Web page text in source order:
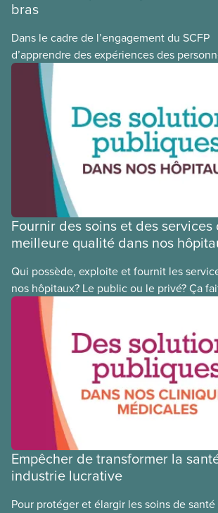
bras
Dans le cadre de l’engagement du SCFP
d’apprendre des expériences des
autochtones, noires et racisées, et de
leurs réussites, nous vous présentons
du Comité national pour la justice raciale
Conseil national des Autochtones.
mois-ci présente Cora Mojica, membre du
national pour la justice raciale.
Fournir des soins et des services
meilleure qualité dans nos
Qui possède, exploite et fournit les
nos hôpitaux? Le public ou le privé? Ça
une différence. Un hôpital public coûte
en donne plus et est voué à l’intérêt public.
Empêcher de transformer la
industrie lucrative
Pour protéger et élargir les soins de